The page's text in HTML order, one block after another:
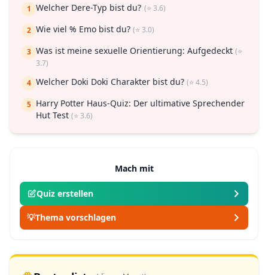
1 Welcher Dere-Typ bist du? (⭐ 3.6)
2 Wie viel % Emo bist du? (⭐ 3.0)
3 Was ist meine sexuelle Orientierung: Aufgedeckt (⭐
3.7)
4 Welcher Doki Doki Charakter bist du? (⭐ 4.5)
5 Harry Potter Haus-Quiz: Der ultimative Sprechender
Hut Test (⭐ 3.6)
Mach mit
Quiz erstellen
💡Thema vorschlagen